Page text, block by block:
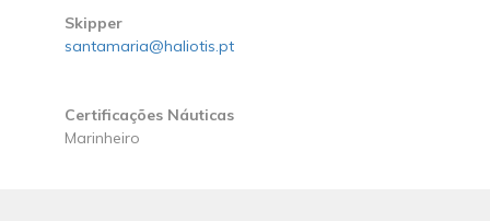
Skipper
santamaria@haliotis.pt
Certificações Náuticas
Marinheiro